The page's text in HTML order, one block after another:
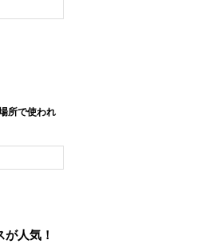
所で使われ
人気！